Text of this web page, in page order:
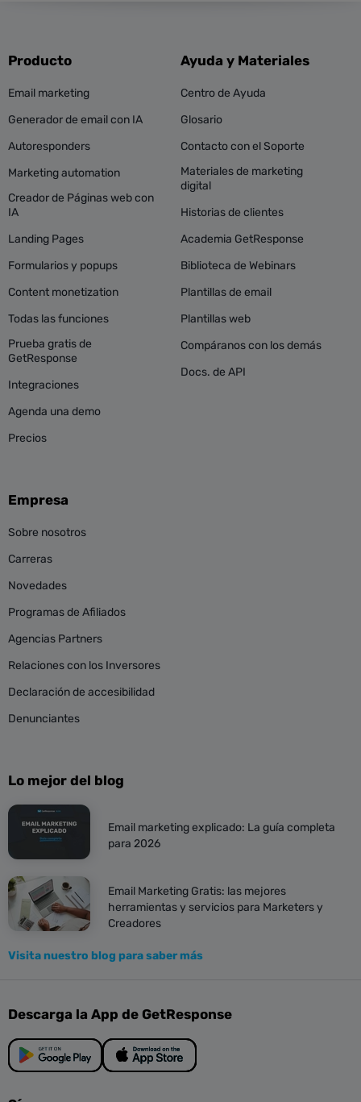
Producto
Email marketing
Generador de email con IA
Autoresponders
Marketing automation
Creador de Páginas web con
IA
Landing Pages
Formularios y popups
Content monetization
Todas las funciones
Prueba gratis de
GetResponse
Integraciones
Agenda una demo
Precios
Ayuda y Materiales
Centro de Ayuda
Glosario
Contacto con el Soporte
Materiales de marketing
digital
Historias de clientes
Academia GetResponse
Biblioteca de Webinars
Plantillas de email
Plantillas web
Compáranos con los demás
Docs. de API
Empresa
Sobre nosotros
Carreras
Novedades
Programas de Afiliados
Agencias Partners
Relaciones con los Inversores
Declaración de accesibilidad
Denunciantes
Lo mejor del blog
Email marketing explicado: La guía completa
para 2026
Email Marketing Gratis: las mejores
herramientas y servicios para Marketers y
Creadores
Visita nuestro blog para saber más
Descarga la App de GetResponse